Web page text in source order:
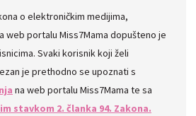
o elektroničkim medijima,
web portalu Miss7Mama dopušteno je
Svaki korisnik koji želi
je prethodno se upoznati s
na web portalu Miss7Mama te sa
stavkom 2. članka 94. Zakona.